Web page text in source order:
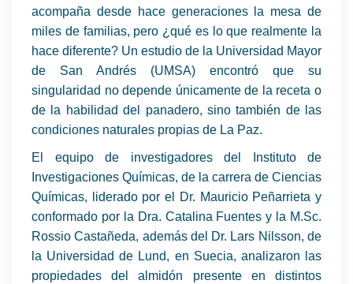
acompaña desde hace generaciones la mesa de
miles de familias, pero ¿qué es lo que realmente la
hace diferente? Un estudio de la Universidad Mayor
de San Andrés (UMSA) encontró que su
singularidad no depende únicamente de la receta o
de la habilidad del panadero, sino también de las
condiciones naturales propias de La Paz.
El equipo de investigadores del Instituto de
Investigaciones Químicas, de la carrera de Ciencias
Químicas, liderado por el Dr. Mauricio Peñarrieta y
conformado por la Dra. Catalina Fuentes y la M.Sc.
Rossio Castañeda, además del Dr. Lars Nilsson, de
la Universidad de Lund, en Suecia, analizaron las
propiedades del almidón presente en distintos